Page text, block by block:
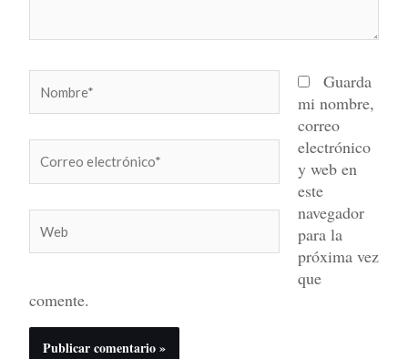
electrónico*
Guarda
mi nombre,
correo
electrónico
y web en
este
navegador
para la
próxima vez
que
comente.